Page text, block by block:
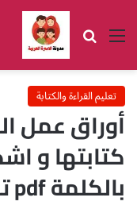
القائمة بحث عن
تعليم القراءة والكتابة
أوراق عمل
كتابتها و
بالكلمة pdf تحميل مجاني